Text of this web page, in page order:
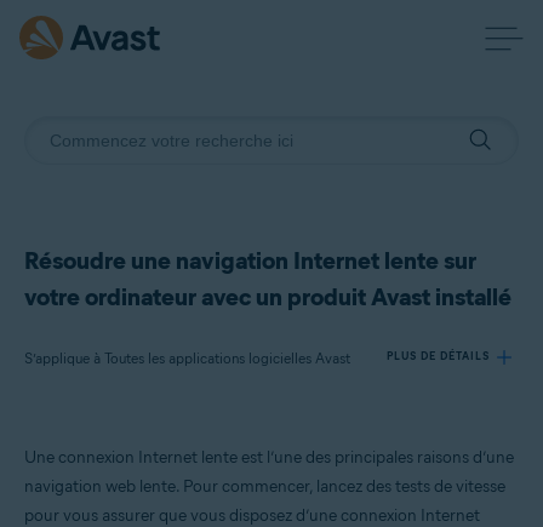
Résoudre une navigation Internet lente sur
votre ordinateur avec un produit Avast installé
S’applique à Toutes les applications logicielles Avast PLUS DE DÉTAILS
Toutes les applications logicielles Avast
Une connexion Internet lente est l’une des principales raisons d’une
navigation web lente. Pour commencer, lancez des tests de vitesse
pour vous assurer que vous disposez d’une connexion Internet